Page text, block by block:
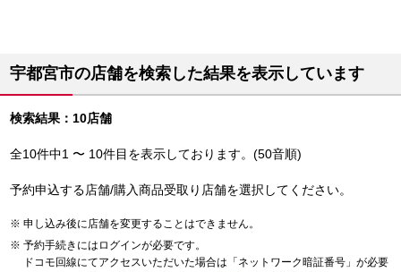
宇都宮市の店舗を検索した結果を表示しています
検索結果：10店舗
全10件中1 〜 10件目を表示しております。(50音順)
予約申込する店舗/購入商品受取り店舗を選択してください。
申し込み後に店舗を変更することはできません。
予約手続きにはログインが必要です。
ドコモ回線にてアクセスいただいた場合は「ネットワーク暗証番号」が必要